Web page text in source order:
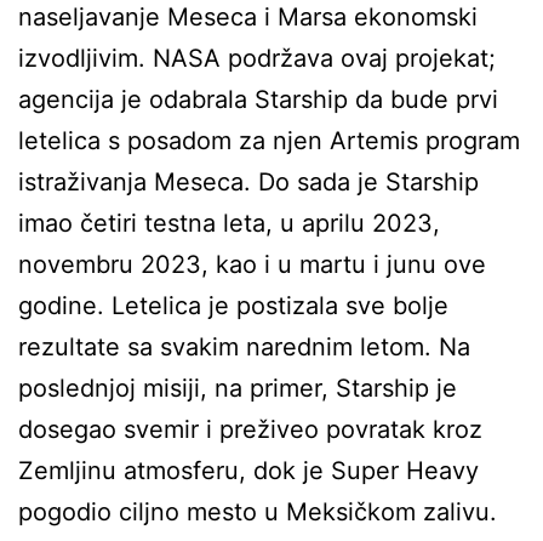
naseljavanje Meseca i Marsa ekonomski
izvodljivim. NASA podržava ovaj projekat;
agencija je odabrala Starship da bude prvi
letelica s posadom za njen Artemis program
istraživanja Meseca. Do sada je Starship
imao četiri testna leta, u aprilu 2023,
novembru 2023, kao i u martu i junu ove
godine. Letelica je postizala sve bolje
rezultate sa svakim narednim letom. Na
poslednjoj misiji, na primer, Starship je
dosegao svemir i preživeo povratak kroz
Zemljinu atmosferu, dok je Super Heavy
pogodio ciljno mesto u Meksičkom zalivu.